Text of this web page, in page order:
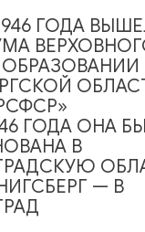
2026-
Е.Ф. Светланова
ГОДА
ГОДА ОНА
В
— В